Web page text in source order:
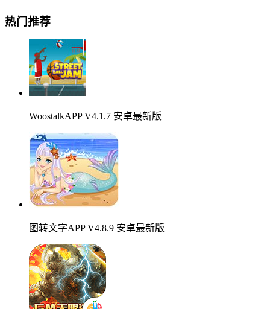
热门推荐
WoostalkAPP V4.1.7 安卓最新版
图转文字APP V4.8.9 安卓最新版